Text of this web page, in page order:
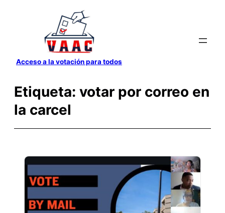
contenido
Acceso a la votación para todos
Etiqueta: votar por correo en
la carcel